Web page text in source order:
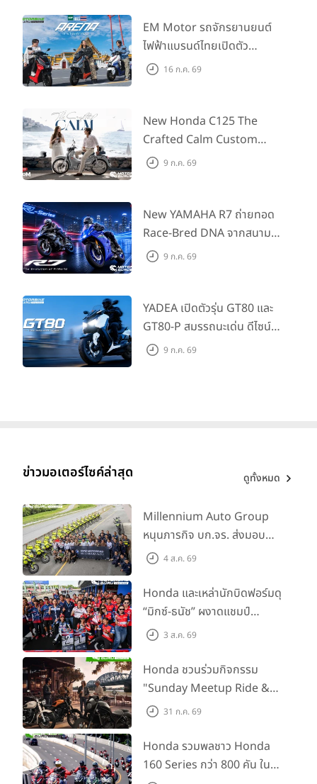
EM Motor รถจักรยานยนต์
ไฟฟ้าแบรนด์ไทยเปิดตัว
ARENA ที่มาในราคาพิเศษ
555 คันแรกรับฟรี Adapter
Type2 ฟรี
16 ก.ค. 69
New Honda C125 The
Crafted Calm Custom
Edition ถ่ายทอดความคลาสสิ
House Flagship Store ทั่ว
ประเทศ
9 ก.ค. 69
New YAMAHA R7 ถ่ายทอด
Race-Bred DNA จากสนาม
แข่งสู่ซูเปอร์สปอร์ตคลาสกลาง
9 ก.ค. 69
YADEA เปิดตัวรุ่น GT80 และ
GT80-P สมรรถนะเด่น ดีไซน์หรู
ปลอดภัย ราคาเข้าถึงง่าย จด
9 ก.ค. 69
ข่าวมอเตอร์ไซค์ล่าสุด ดูทั้งหมด
Millennium Auto Group
หนุนภารกิจ บก.จร. ส่งมอบ
BMW R 1300 GS และ F 900
พร้อม ยกระดับทักษะการขับขี่
เสริมศักยภาพตำรวจจราจร
4 ส.ค. 69
Honda และเหล่านักบิดฟอร์มดุ
“มิกซ์-ธนัช” ผงาดแชมป์
SS600 2 สนามติด “ข้าวกล้อง”
สนาม 2
3 ส.ค. 69
Honda ชวนร่วมกิจกรรม
"Sunday Meetup Ride &
Soul" จิบกาแฟ พูดคุย แลก
กัน 16 ส.ค. นี้
31 ก.ค. 69
Honda รวมพลชาว Honda
160 Series กว่า 800 คัน ใน